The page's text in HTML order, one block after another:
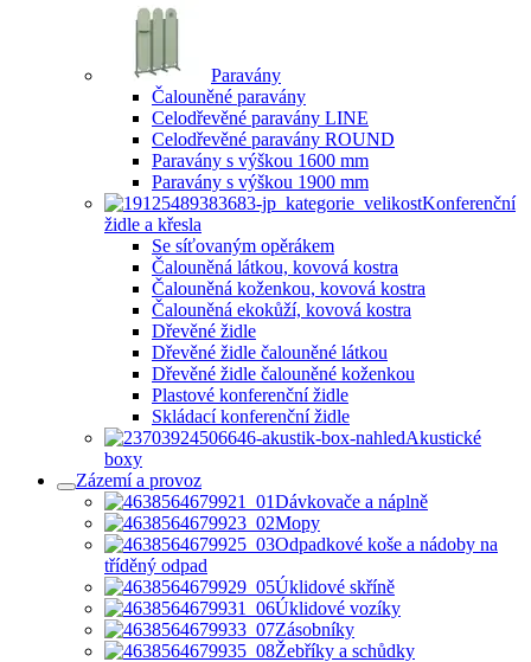
Paravány
Čalouněné paravány
Celodřevěné paravány LINE
Celodřevěné paravány ROUND
Paravány s výškou 1600 mm
Paravány s výškou 1900 mm
Konferenční
židle a křesla
Se síťovaným opěrákem
Čalouněná látkou, kovová kostra
Čalouněná koženkou, kovová kostra
Čalouněná ekokůží, kovová kostra
Dřevěné židle
Dřevěné židle čalouněné látkou
Dřevěné židle čalouněné koženkou
Plastové konferenční židle
Skládací konferenční židle
Akustické
boxy
Zázemí a provoz
Dávkovače a náplně
Mopy
Odpadkové koše a nádoby na
tříděný odpad
Úklidové skříně
Úklidové vozíky
Zásobníky
Žebříky a schůdky